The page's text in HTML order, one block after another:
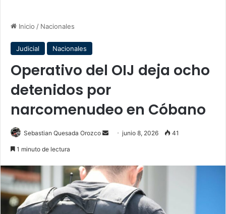
Inicio / Nacionales
Judicial Nacionales
Operativo del OIJ deja ocho
detenidos por
narcomenudeo en Cóbano
Sebastian Quesada Orozco
Sendjunio 8, 2026 41
1 minuto de lectura